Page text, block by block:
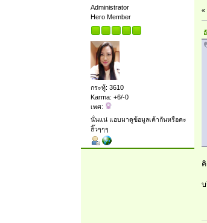
Administrator
Hero Member
กระทู้: 3610
Karma: +6/-0
เพศ:
นั่นแน่ แอบมาดูข้อมูลเค้ากันหรือคะ
ฮิ๊วๆๆๆ
«